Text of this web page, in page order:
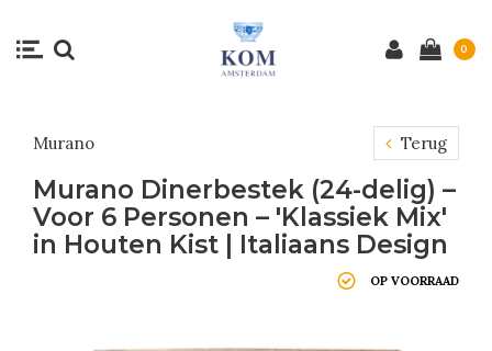
0
Murano Terug
Murano Dinerbestek (24-delig) –
Voor 6 Personen – 'Klassiek Mix'
in Houten Kist | Italiaans Design
OP VOORRAAD